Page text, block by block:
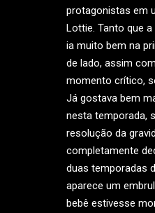
protagonistas em
Lottie. Tanto que
ia muito bem na
de lado, assim
momento crítico,
Já gostava bem
nesta temporada,
resolução da
completamente
duas temporadas
aparece um
bebê estivesse